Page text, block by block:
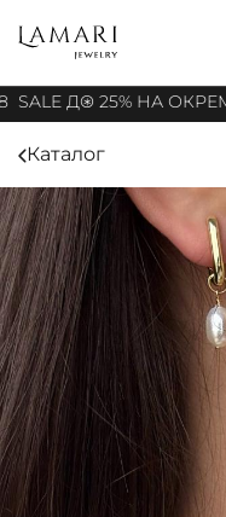
SALE ДО 25% НА
Каталог